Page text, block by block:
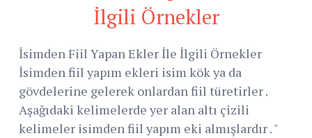
İlgili Örnekler
İsimden Fiil Yapan Ekler İle İlgili Örnekler
İsimden fiil yapım ekleri isim kök ya da
gövdelerine gelerek onlardan fiil türetirler .
Aşağıdaki kelimelerde yer alan altı çizili
kelimeler isimden fiil yapım eki almışlardır . "